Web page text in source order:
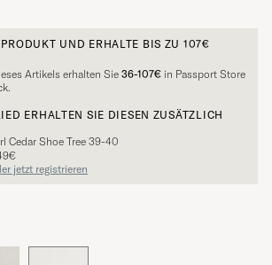
UND ERHALTE BIS ZU 107€
Artikels erhalten Sie36-107€ in Passport Store
ERHALTEN SIE DIESEN ZUSÄTZLICH
Cedar Shoe Tree 39-40
jetzt registrieren